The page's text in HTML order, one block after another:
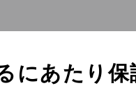
にあたり